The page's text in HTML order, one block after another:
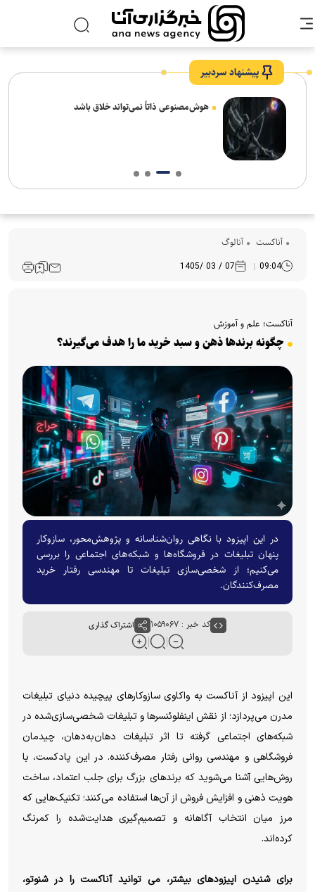
پیشنهاد سردبیر
هوش‌مصنوعی ذاتاً نمی‌تواند خلاق باشد
آناکست آنالوگ
09:04
07 / 03 /1405
آناکست؛ علم و آموزش
چگونه برندها ذهن و سبد خرید ما را هدف می‌گیرند؟
در این اپیزود با نگاهی روان‌شناسانه و پژوهش‌محور، سازوکار
پنهان تبلیغات در فروشگاه‌ها و شبکه‌های اجتماعی را بررسی
می‌کنیم؛ از شخصی‌سازی تبلیغات تا مهندسی رفتار خرید
مصرف‌کنندگان.
کد خبر : ۱۰۵۹۰۶۷ اشتراک گذاری
این اپیزود از آناکست به واکاوی سازوکارهای پیچیده دنیای تبلیغات
مدرن می‌پردازد؛ از نقش اینفلوئنسرها و تبلیغات شخصی‌سازی‌شده در
شبکه‌های اجتماعی گرفته تا اثر تبلیغات دهان‌به‌دهان، چیدمان
فروشگاهی و مهندسی روانی رفتار مصرف‌کننده. در این پادکست، با
روش‌هایی آشنا می‌شوید که برندهای بزرگ برای جلب اعتماد، ساخت
هویت ذهنی و افزایش فروش از آن‌ها استفاده می‌کنند؛ تکنیک‌هایی که
مرز میان انتخاب آگاهانه و تصمیم‌گیری هدایت‌شده را کمرنگ
کرده‌اند.
برای شنیدن اپیزودهای بیشتر، می توانید آناکست را در شنوتو،